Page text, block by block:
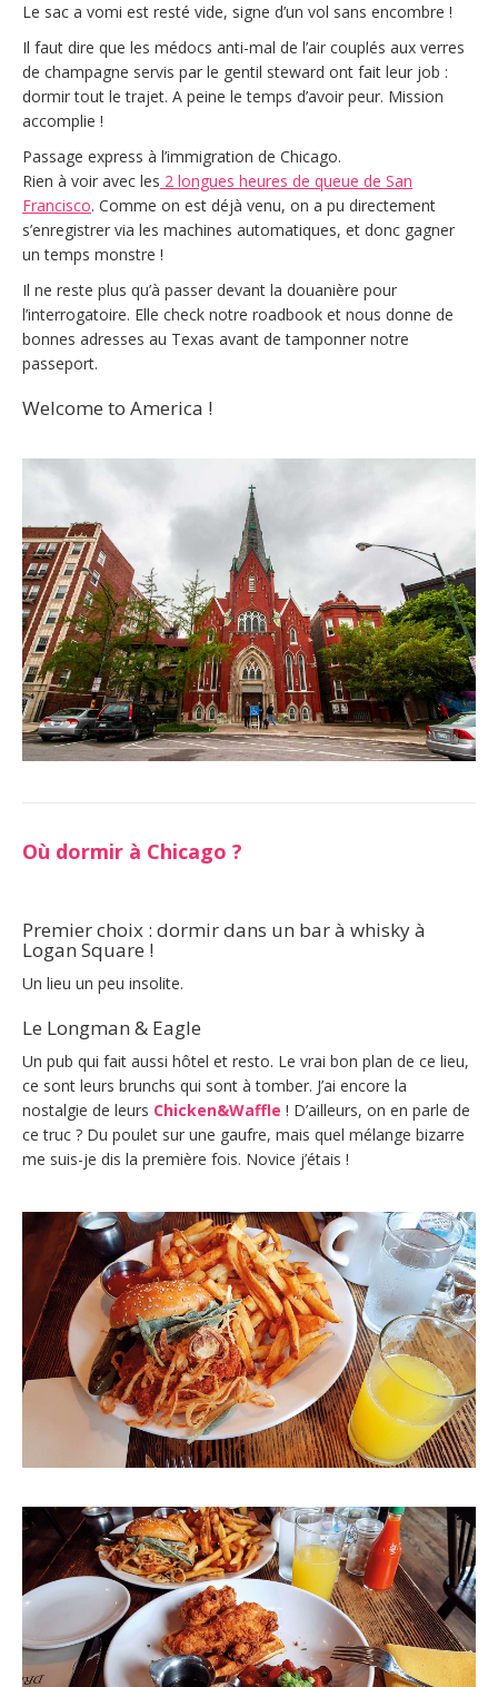
Le sac a vomi est resté vide, signe d’un vol sans encombre !
Il faut dire que les médocs anti-mal de l’air couplés aux verres
de champagne servis par le gentil steward ont fait leur job :
dormir tout le trajet. A peine le temps d’avoir peur. Mission
accomplie !
Passage express à l’immigration de Chicago.
Rien à voir avec les 2 longues heures de queue de San
Francisco. Comme on est déjà venu, on a pu directement
s’enregistrer via les machines automatiques, et donc gagner
un temps monstre !
Il ne reste plus qu’à passer devant la douanière pour
l’interrogatoire. Elle check notre roadbook et nous donne de
bonnes adresses au Texas avant de tamponner notre
passeport.
Welcome to America !
Où dormir à Chicago ?
Premier choix : dormir dans un bar à whisky à
Logan Square !
Un lieu un peu insolite.
Le Longman & Eagle
Un pub qui fait aussi hôtel et resto. Le vrai bon plan de ce lieu,
ce sont leurs brunchs qui sont à tomber. J’ai encore la
nostalgie de leurs Chicken&Waffle ! D’ailleurs, on en parle de
ce truc ? Du poulet sur une gaufre, mais quel mélange bizarre
me suis-je dis la première fois. Novice j’étais !